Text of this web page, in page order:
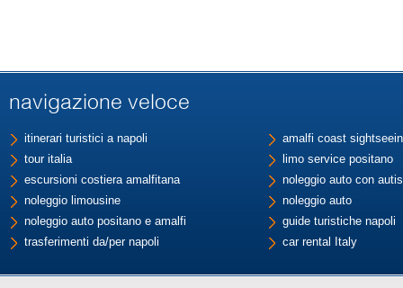
navigazione veloce
itinerari turistici a napoli
tour italia
escursioni costiera amalfitana
noleggio limousine
noleggio auto positano e amalfi
trasferimenti da/per napoli
amalfi coast
limo service positano
noleggio auto con
noleggio auto
guide turistiche napoli
car rental Italy